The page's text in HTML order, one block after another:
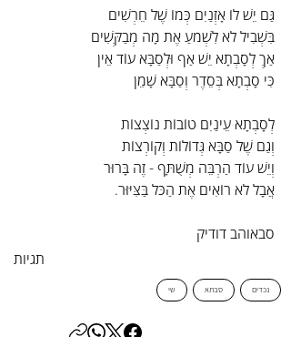
גַּם יֵשׁ לוֹ אָזְנַיִם כְּמוֹ שֶׁל חֵרְשִׁים
בִּשְׁבִיל לֹא לִשְׁמֹעַ אֶת מָה מְבַקְּשִׁים
אַךְ לְסָבְתָא יֵשׁ אַף וּלְסַבָּא עוֹד אֵין
כִּי סָבְתָא בְּסֵדֶר וְסַבָּא שָׁמֵן
לְסָבְתָא עֵינַיִם טוֹבוֹת נוֹצְצוֹת
וְגַם שֶׁל סַבָּא גְּדוֹלוֹת וְקוֹרְצוֹת
וְיֵשׁ עוֹד הַרְבֵּה מְשֻׁתָּף - זֶה בָּרוּר
אֲבָל לֹא רוֹאִים אֶת הַכֹּל בַּצִּיּוּר.
סבאוהב דודיק
תגיות
נכדים סבתא שי